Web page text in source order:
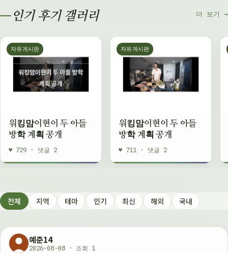
인기 후기 갤러리 더 보기 →
자유게시판
워킹맘이현이 두 아들
방학 계획 공개
♥ 729 · 댓글 2
자유게시판
워킹맘이현이 두 아들
방학 계획 공개
♥ 711 · 댓글 2
전체 지역 테마 인기 최신 해외 국내
예준14
2026-08-08 · 조회 1